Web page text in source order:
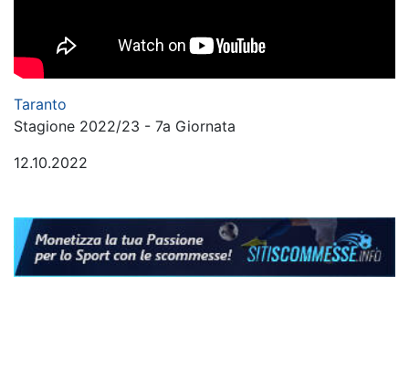
Taranto
Stagione 2022/23 - 7a Giornata
12.10.2022